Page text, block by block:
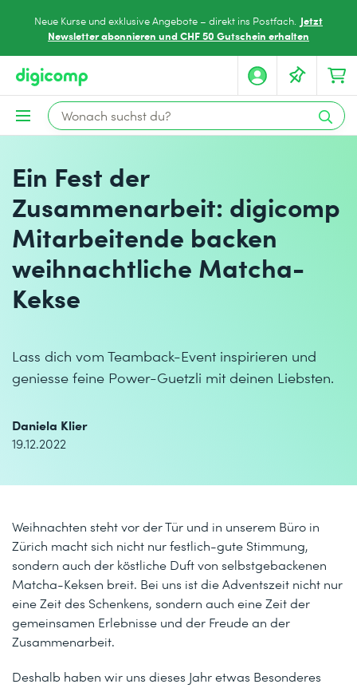
Neue Kurse und exklusive Angebote – direkt ins Postfach. Jetzt
Newsletter abonnieren und CHF 50 Gutschein erhalten
Ein Fest der
Zusammenarbeit: digicomp
Mitarbeitende backen
weihnachtliche Matcha-
Kekse
Lass dich vom Teamback-Event inspirieren und
geniesse feine Power-Guetzli mit deinen Liebsten.
Daniela Klier
19.12.2022
Weihnachten steht vor der Tür und in unserem Büro in
Zürich macht sich nicht nur festlich-gute Stimmung,
sondern auch der köstliche Duft von selbstgebackenen
Matcha-Keksen breit. Bei uns ist die Adventszeit nicht nur
eine Zeit des Schenkens, sondern auch eine Zeit der
gemeinsamen Erlebnisse und der Freude an der
Zusammenarbeit.
Deshalb haben wir uns dieses Jahr etwas Besonderes